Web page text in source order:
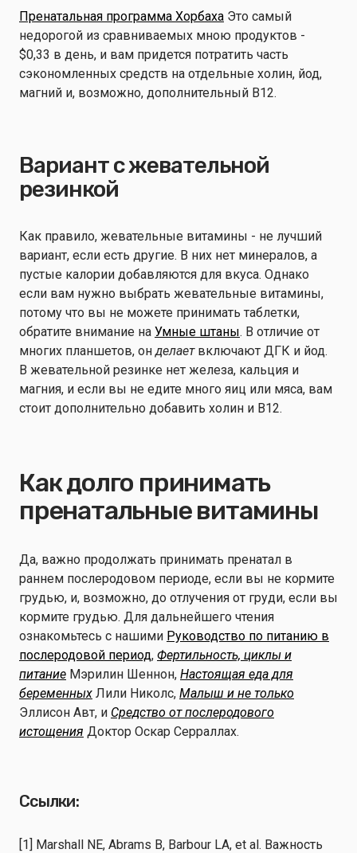
Пренатальная программа Хорбаха Это самый
недорогой из сравниваемых мною продуктов -
$0,33 в день, и вам придется потратить часть
сэкономленных средств на отдельные холин, йод,
магний и, возможно, дополнительный B12.
Вариант с жевательной
резинкой
Как правило, жевательные витамины - не лучший
вариант, если есть другие. В них нет минералов, а
пустые калории добавляются для вкуса. Однако
если вам нужно выбрать жевательные витамины,
потому что вы не можете принимать таблетки,
обратите внимание на Умные штаны. В отличие от
многих планшетов, онделает включают ДГК и йод.
В жевательной резинке нет железа, кальция и
магния, и если вы не едите много яиц или мяса, вам
стоит дополнительно добавить холин и B12.
Как долго принимать
пренатальные витамины
Да, важно продолжать принимать пренатал в
раннем послеродовом периоде, если вы не кормите
грудью, и, возможно, до отлучения от груди, если вы
кормите грудью. Для дальнейшего чтения
ознакомьтесь с нашими Руководство по питанию в
послеродовой период, Фертильность, циклы и
питание Мэрилин Шеннон, Настоящая еда для
беременных Лили Николс, Малыш и не только
Эллисон Авт, и Средство от послеродового
истощения Доктор Оскар Серраллах.
Ссылки:
[1] Marshall NE, Abrams B, Barbour LA, et al. Важность